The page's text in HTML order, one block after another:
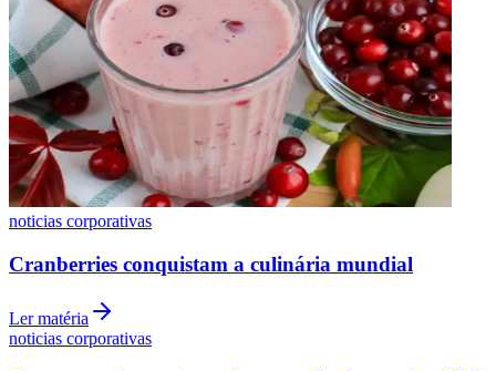
noticias corporativas
Cranberries conquistam a culinária mundial
Ler matéria
noticias corporativas